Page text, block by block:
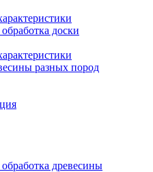
доски
разных пород
древесины